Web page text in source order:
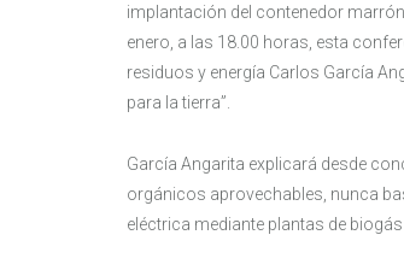
implantación del contenedor
enero, a las 18.00 horas, esta
residuos y energía Carlos García
para la tierra”.
García Angarita explicará desde
orgánicos aprovechables, nunca
eléctrica mediante plantas de